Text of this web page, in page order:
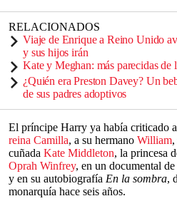
RELACIONADOS
Viaje de Enrique a Reino Unido
y sus hijos irán
Kate y Meghan: más parecidas de
¿Quién era Preston Davey? Un
de sus padres adoptivos
El príncipe Harry ya había criticado
reina Camilla, a su hermano William
cuñada Kate Middleton, la princesa
Oprah Winfrey, en un documental de
y en su autobiografía En la sombra,
monarquía hace seis años.